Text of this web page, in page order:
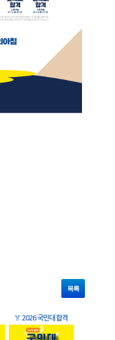
목록
🏅 2026 국민대 합격